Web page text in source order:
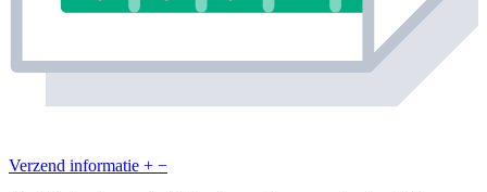
Verzend informatie + −